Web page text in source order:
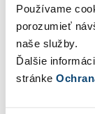
Používame
porozumieť
naše služby.
Ďalšie
stránke